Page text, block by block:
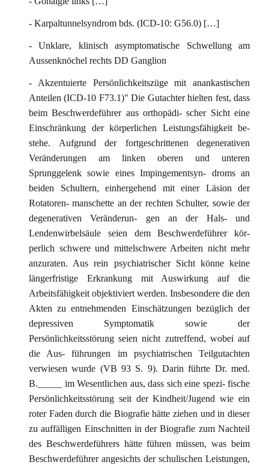
- Karpaltunnelsyndrom bds. (ICD-10: G56.0) […]
- Unklare, klinisch asymptomatische Schwellung am
Aussenknöchel rechts DD Ganglion
- Akzentuierte Persönlichkeitszüge mit anankastischen
Anteilen (ICD-10 F73.1)" Die Gutachter hielten fest, dass
beim Beschwerdeführer aus orthopädi- scher Sicht eine
Einschränkung der körperlichen Leistungsfähigkeit be-
stehe. Aufgrund der fortgeschrittenen degenerativen
Veränderungen am linken oberen und unteren
Sprunggelenk sowie eines Impingementsyn- droms an
beiden Schultern, einhergehend mit einer Läsion der
Rotatoren- manschette an der rechten Schulter, sowie der
degenerativen Veränderun- gen an der Hals- und
Lendenwirbelsäule seien dem Beschwerdeführer kör-
perlich schwere und mittelschwere Arbeiten nicht mehr
anzuraten. Aus rein psychiatrischer Sicht könne keine
längerfristige Erkrankung mit Auswirkung auf die
Arbeitsfähigkeit objektiviert werden. Insbesondere die den
Akten zu entnehmenden Einschätzungen bezüglich der
depressiven Symptomatik sowie der
Persönlichkeitsstörung seien nicht zutreffend, wobei auf
die Aus- führungen im psychiatrischen Teilgutachten
verwiesen wurde (VB 93 S. 9). Darin führte Dr. med.
B._____ im Wesentlichen aus, dass sich eine spezi- fische
Persönlichkeitsstörung seit der Kindheit/Jugend wie ein
roter Faden durch die Biografie hätte ziehen und in dieser
zu auffälligen Einschnitten in der Biografie zum Nachteil
des Beschwerdeführers hätte führen müssen, was beim
Beschwerdeführer angesichts der schulischen Leistungen,